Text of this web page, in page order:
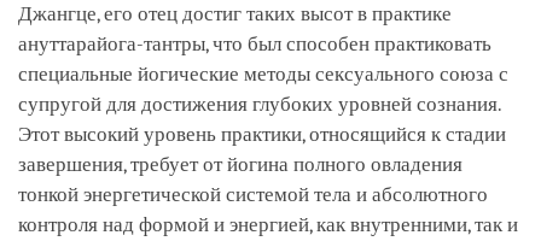
Джангце, его отец достиг таких высот в практике
ануттарайога-тантры, что был способен практиковать
специальные йогические методы сексуального союза с
супругой для достижения глубоких уровней сознания.
Этот высокий уровень практики, относящийся к стадии
завершения, требует от йогина полного овладения
тонкой энергетической системой тела и абсолютного
контроля над формой и энергией, как внутренними, так и